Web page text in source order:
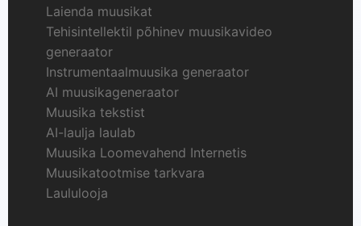
Laienda muusikat
Tehisintellektil põhinev muusikavideo
generaator
Instrumentaalmuusika generaator
AI muusikageneraator
Muusika tekstist
AI-laulja laulab
Muusika Loomevahend Internetis
Muusikatootmise tarkvara
Laululooja